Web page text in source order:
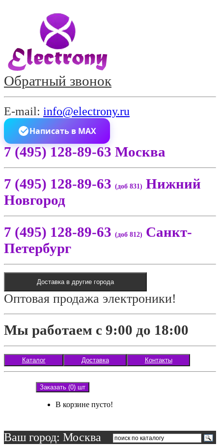
Обратный звонок
E-mail: info@electrony.ru
Написать в MAX
7 (495) 128-89-63 Москва
7 (495) 128-89-63 (доб 831) Нижний
Новгород
7 (495) 128-89-63 (доб 812) Санкт-
Петербург
Доставка в другие города
Оптовая продажа электроники!
Мы работаем с 9:00 до 18:00
Каталог Доставка Контакты
Заказать (0) шт
В корзине пусто!
Ваш город: Москва